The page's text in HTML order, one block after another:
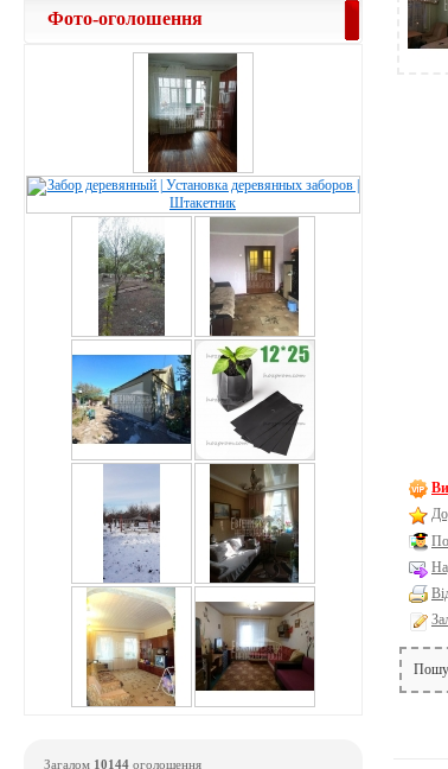
Фото-оголошення
Загалом 10144 оголошення